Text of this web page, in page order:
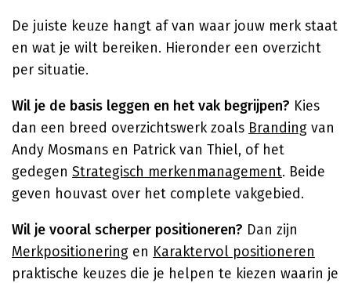
De juiste keuze hangt af van waar jouw merk staat
en wat je wilt bereiken. Hieronder een overzicht
per situatie.
Wil je de basis leggen en het vak begrijpen? Kies
dan een breed overzichtswerk zoals Branding van
Andy Mosmans en Patrick van Thiel, of het
gedegen Strategisch merkenmanagement. Beide
geven houvast over het complete vakgebied.
Wil je vooral scherper positioneren? Dan zijn
Merkpositionering en Karaktervol positioneren
praktische keuzes die je helpen te kiezen waarin je